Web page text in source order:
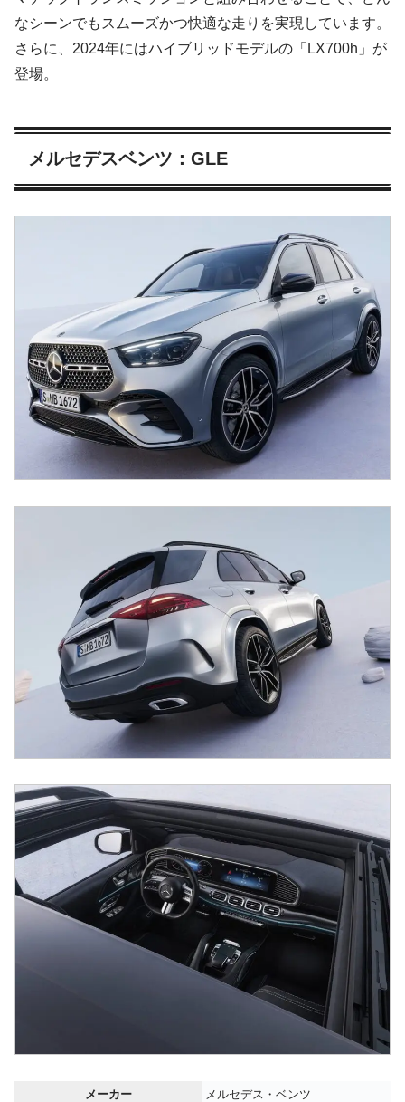
なシーンでもスムーズかつ快適な走りを実現しています。
さらに、2024年にはハイブリッドモデルの「LX700h」が
登場。
メルセデスベンツ：GLE
メーカー
メルセデス・ベンツ